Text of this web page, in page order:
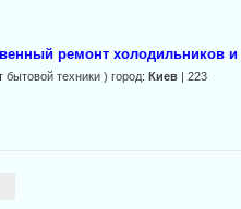
ремонт холодильников
бытовой техники ) город: Киев| 223